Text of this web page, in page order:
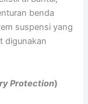
benda
suspensi yang
digunakan
Protection)